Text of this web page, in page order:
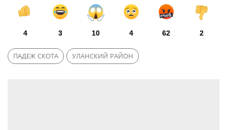
4 3 10 4 62 2
ПАДЕЖ СКОТА УЛАНСКИЙ РАЙОН